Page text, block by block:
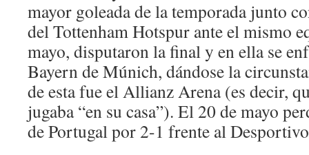
mayor goleada de la temporada junto
del Tottenham Hotspur ante el mismo
mayo, disputaron la final y en ella se
Bayern de Múnich, dándose la
de esta fue el Allianz Arena (es decir,
jugaba “en su casa”). El 20 de mayo
de Portugal por 2-1 frente al